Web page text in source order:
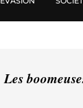
Les